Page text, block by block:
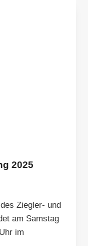
2025
Ziegler- und
am Samstag
im